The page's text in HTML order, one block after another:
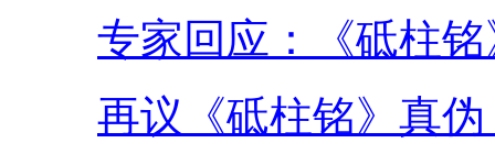
专家回应：《砥柱
再议《砥柱铭》真